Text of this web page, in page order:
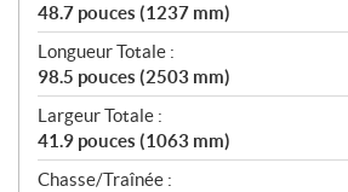
48.7 pouces (1237 mm)
Longueur Totale :
98.5 pouces (2503 mm)
Largeur Totale :
41.9 pouces (1063 mm)
Chasse/Traînée :